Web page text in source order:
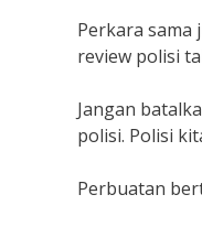
Perkara sama
review polisi
Jangan
polisi. Polisi
Perbuatan